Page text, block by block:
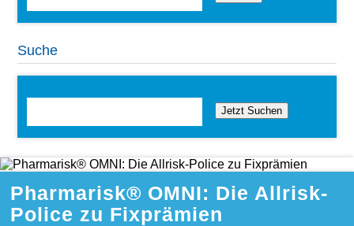
Suche
Jetzt Suchen
Pharmarisk® OMNI: Die Allrisk-
Police zu Fixprämien